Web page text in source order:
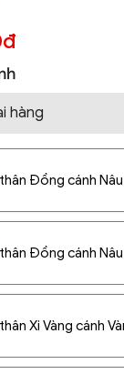
hàng
thân Đồng cánh
thân Đồng cánh
thân Xi Vàng cánh